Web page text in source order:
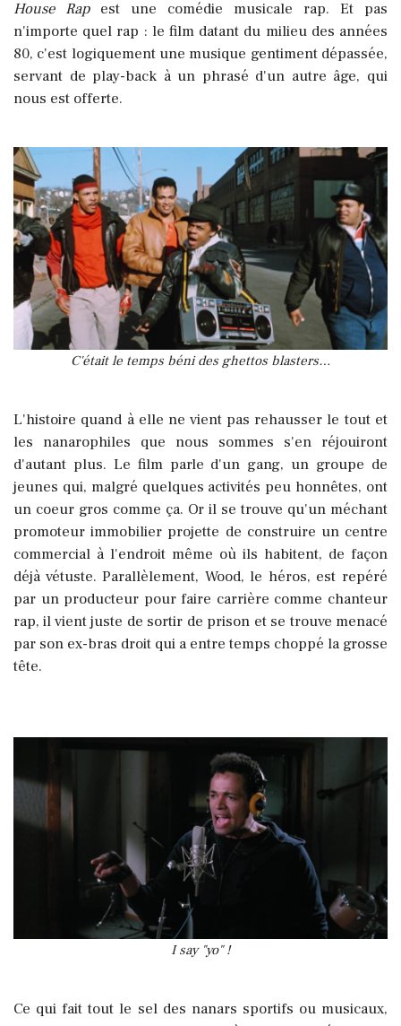
House Rapest une comédie musicale rap. Et pas
n'importe quel rap : le film datant du milieu des années
80, c'est logiquement une musique gentiment dépassée,
servant de play-back à un phrasé d'un autre âge, qui
nous est offerte.
C'était le temps béni des ghettos blasters…
L'histoire quand à elle ne vient pas rehausser le tout et
les nanarophiles que nous sommes s'en réjouiront
d'autant plus. Le film parle d'un gang, un groupe de
jeunes qui, malgré quelques activités peu honnêtes, ont
un coeur gros comme ça. Or il se trouve qu'un méchant
promoteur immobilier projette de construire un centre
commercial à l'endroit même où ils habitent, de façon
déjà vétuste. Parallèlement, Wood, le héros, est repéré
par un producteur pour faire carrière comme chanteur
rap, il vient juste de sortir de prison et se trouve menacé
par son ex-bras droit qui a entre temps choppé la grosse
tête.
I say "yo" !
Ce qui fait tout le sel des nanars sportifs ou musicaux,